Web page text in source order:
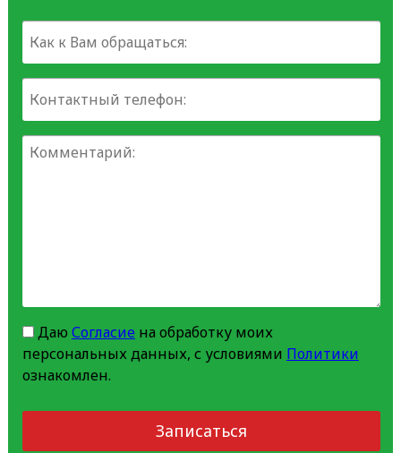
Даю Согласиена обработку моих
персональных данных, с условиями Политики
ознакомлен.
Записаться